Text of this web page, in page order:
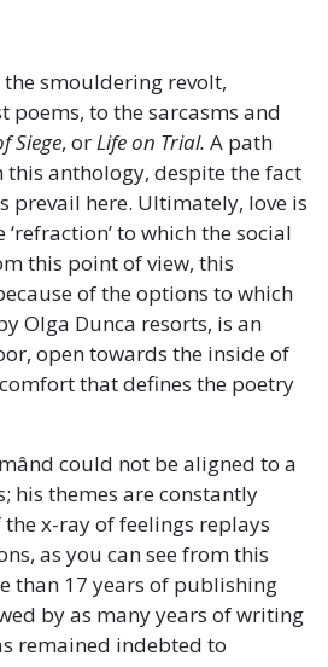
smouldering revolt,
poems, to the sarcasms and
Siege, orLife on Trial. A path
this anthology, despite the fact
prevail here. Ultimately, love is
to which the social
this point of view, this
of the options to which
Olga Dunca resorts, is an
open towards the inside of
that defines the poetry
could not be aligned to a
his themes are constantly
x-ray of feelings replays
as you can see from this
than 17 years of publishing
by as many years of writing
remained indebted to